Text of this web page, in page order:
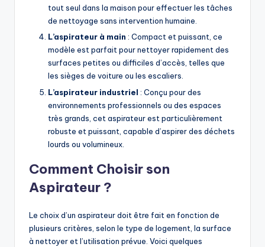
tout seul dans la maison pour effectuer les tâches
de nettoyage sans intervention humaine.
L’aspirateur à main : Compact et puissant, ce
modèle est parfait pour nettoyer rapidement des
surfaces petites ou difficiles d’accès, telles que
les sièges de voiture ou les escaliers.
L’aspirateur industriel : Conçu pour des
environnements professionnels ou des espaces
très grands, cet aspirateur est particulièrement
robuste et puissant, capable d’aspirer des déchets
lourds ou volumineux.
Comment Choisir son
Aspirateur ?
Le choix d’un aspirateur doit être fait en fonction de
plusieurs critères, selon le type de logement, la surface
à nettoyer et l’utilisation prévue. Voici quelques